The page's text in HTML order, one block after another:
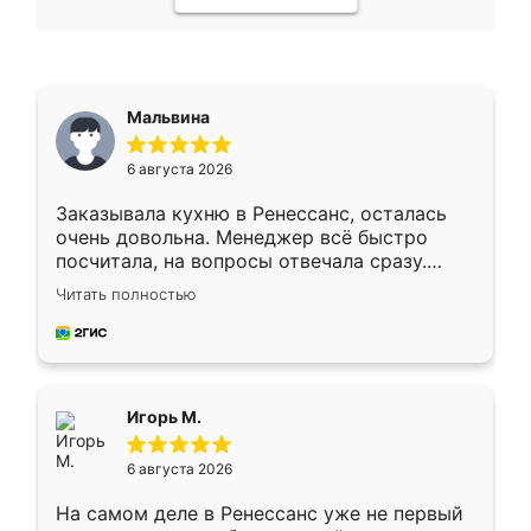
Мальвина
6 августа 2026
Заказывала кухню в Ренессанс, осталась
очень довольна. Менеджер всё быстро
посчитала, на вопросы отвечала сразу.
Замерщик приехал в субботу, подошёл к
делу со всей ответственностью. Собрали
за день, ребята работали аккуратно, даже
Читать полностью
Игорь М.
6 августа 2026
На самом деле в Ренессанс уже не первый